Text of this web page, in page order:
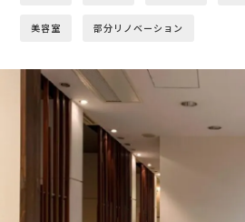
美容室 部分リノベーション